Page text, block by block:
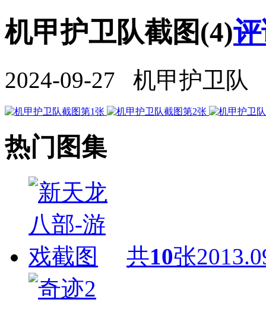
机甲护卫队截图(4)
2024-09-27 机甲护卫队
热门图集
共10张